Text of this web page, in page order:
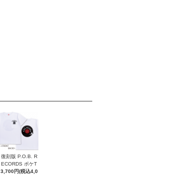
復刻版 P.O.B. R
ECORDS ポケT
3,700円(税込4,0